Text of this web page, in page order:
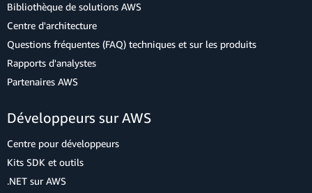
Bibliothèque de solutions AWS
Centre d'architecture
Questions fréquentes (FAQ) techniques et sur les produits
Rapports d'analystes
Partenaires AWS
Développeurs sur AWS
Centre pour développeurs
Kits SDK et outils
.NET sur AWS